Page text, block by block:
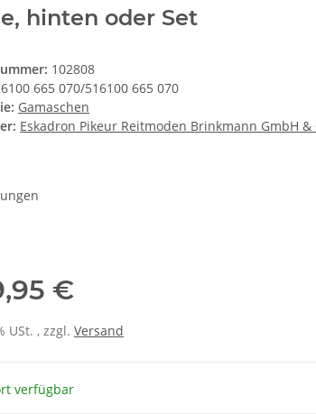
hinten oder Set
102808
665 070/516100 665 070
Gamaschen
Eskadron Pikeur Reitmoden Brinkmann GmbH &
€
USt. , zzgl. Versand
verfügbar